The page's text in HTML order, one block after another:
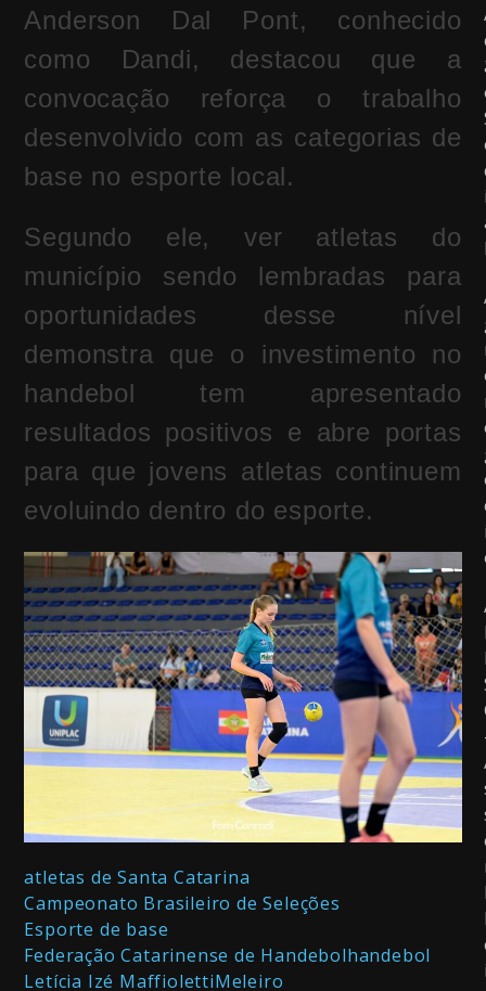
Anderson Dal Pont, conhecido
como Dandi, destacou que a
convocação reforça o trabalho
desenvolvido com as categorias de
base no esporte local.
Segundo ele, ver atletas do
município sendo lembradas para
oportunidades desse nível
demonstra que o investimento no
handebol tem apresentado
resultados positivos e abre portas
para que jovens atletas continuem
evoluindo dentro do esporte.
atletas de Santa Catarina
Campeonato Brasileiro de Seleções
Esporte de base
Federação Catarinense de Handebolhandebol
Letícia Izé MaffiolettiMeleiro